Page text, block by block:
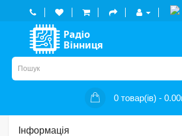
0 товар(ів) -
Інформація